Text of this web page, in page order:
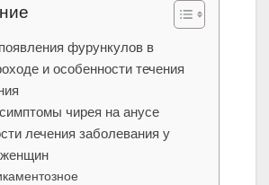
фурункулов в
и особенности течения
чирея на анусе
лечения заболевания у